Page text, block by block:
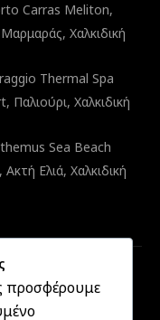
Carras Meliton,
Χαλκιδική
Thermal Spa
Παλιούρι, Χαλκιδική
Sea Beach
Ελιά, Χαλκιδική
προσφέρουμε